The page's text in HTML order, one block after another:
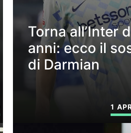
Torna all’Inter
anni: ecco il
di Darmian
1